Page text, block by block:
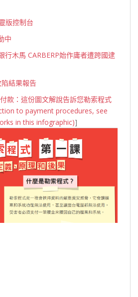
版控制台
中
行木馬 CARBERP始作庸者遭跨國逮
陷結果報告
款：這份圖文解說告訴您勒索程式
to payment procedures, see
in this infographic)]